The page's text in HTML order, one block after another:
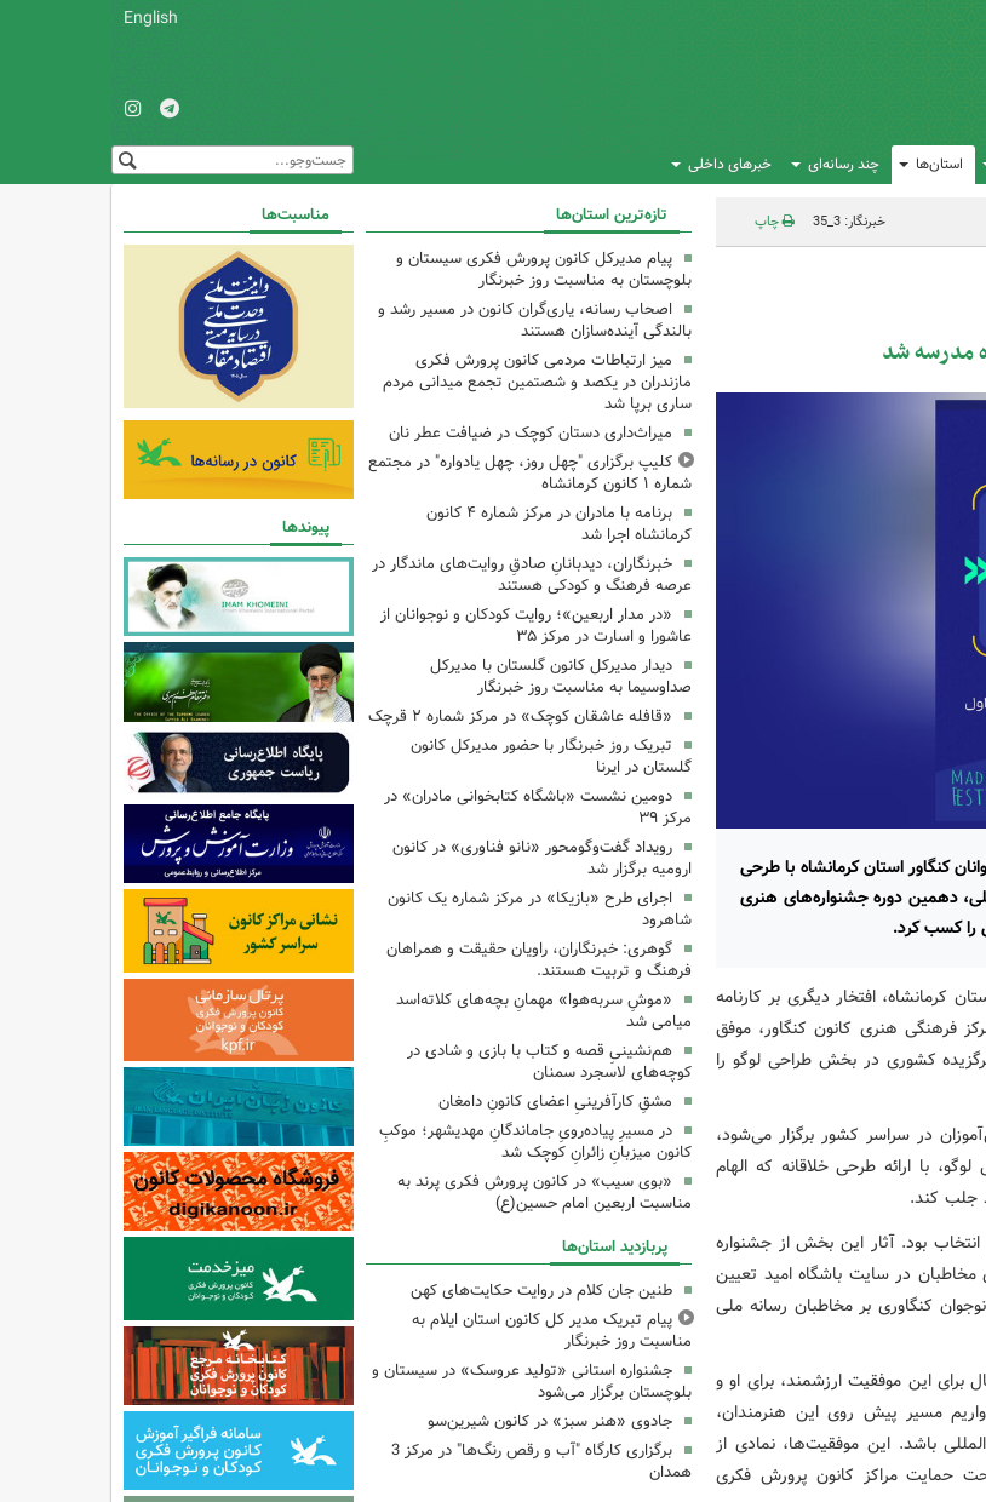
English
استان‌ها چند رسانه‌ای خبرهای داخلی
خبرنگار: 3_35 چاپ
مدرسه شد
کنگاور استان کرمانشاه با طرحی
دهمین دوره جشنواره‌های هنری
را کسب کرد.
کرمانشاه، افتخار دیگری بر کارنامه
فرهنگی هنری کانون کنگاور، موفق
کشوری در بخش طراحی لوگو را
در سراسر کشور برگزار می‌شود،
با ارائه طرحی خلاقانه که الهام
جلب کند.
بود. آثار این بخش از جشنواره
مخاطبان در سایت باشگاه امید تعیین
کنگاوری بر مخاطبان رسانه ملی
این موفقیت ارزشمند، برای او و
مسیر پیش روی این هنرمندان،
باشد. این موفقیت‌ها، نمادی از
حمایت مراکز کانون پرورش فکری
تازه‌ترین استان‌ها
پیام مدیرکل کانون پرورش فکری سیستان و
بلوچستان به مناسبت روز خبرنگار
اصحاب رسانه، یاری‌گران کانون در مسیر رشد و
بالندگی آینده‌سازان هستند
میز ارتباطات مردمی کانون پرورش فکری
مازندران در یکصد و شصتمین تجمع میدانی مردم
ساری برپا شد
میراث‌داری دستان کوچک در ضیافت عطر نان
کلیپ برگزاری "چهل روز، چهل یادواره" در مجتمع
شماره ۱ کانون کرمانشاه
برنامه با مادران در مرکز شماره ۴ کانون
کرمانشاه اجرا شد
خبرنگاران، دیدبانانِ صادقِ روایت‌های ماندگار در
عرصه فرهنگ و کودکی هستند
«در مدار اربعین»؛ روایت کودکان و نوجوانان از
عاشورا و اسارت در مرکز ۳۵
دیدار مدیرکل کانون گلستان با مدیرکل
صداوسیما به مناسبت روز خبرنگار
«قافله عاشقان کوچک» در مرکز شماره ۲ قرچک
تبریک روز خبرنگار با حضور مدیرکل کانون
گلستان در ایرنا
دومین نشست «باشگاه کتابخوانی مادران» در
مرکز ۳۹
رویداد گفت‌وگومحور «نانو فناوری» در کانون
ارومیه برگزار شد
اجرای طرح «بازیکا» در مرکز شماره یک کانون
شاهرود
گوهری: خبرنگاران، راویان حقیقت و همراهان
فرهنگ و تربیت هستند.
«موشِ سربه‌هوا» مهمانِ بچه‌های کلاته‌اسد
میامی شد
هم‌نشینیِ قصه و کتاب با بازی و شادی در
کوچه‌های لاسجرد سمنان
مشقِ کارآفرینیِ اعضای کانونِ دامغان
در مسیرِ پیاده‌رویِ جاماندگانِ مهدیشهر؛ موکبِ
کانون میزبانِ زائرانِ کوچک شد
«بوی سیب» در کانون پرورش فکری پرند به
مناسبت اربعین امام حسین(ع)
پربازدید استان‌ها
طنین جان کلام در روایت حکایت‌های کهن
پیام تبریک مدیر کل کانون استان ایلام به
مناسبت روز خبرنگار
جشنواره استانی «تولید عروسک» در سیستان و
بلوچستان برگزار می‌شود
جادوی «هنر سبز» در کانون شیرین‌سو
برگزاری کارگاه "آب و رقص رنگ‌ها" در مرکز 3
همدان
مناسبت‌ها
پیوندها